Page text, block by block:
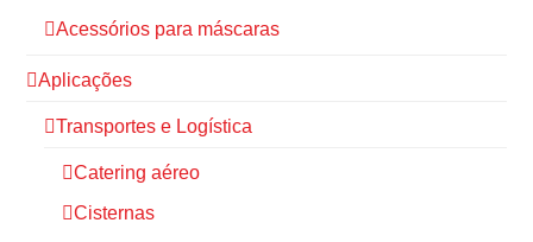
Acessórios para máscaras
Aplicações
Transportes e Logística
Catering aéreo
Cisternas